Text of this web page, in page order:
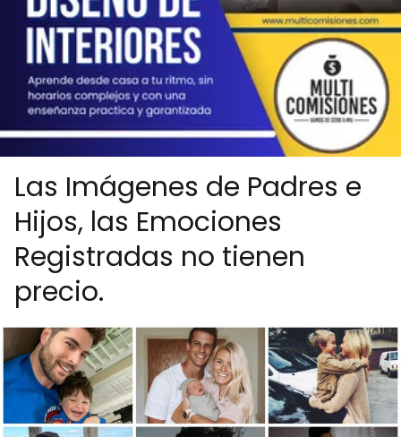
Las Imágenes de Padres e
Hijos, las Emociones
Registradas no tienen
precio.